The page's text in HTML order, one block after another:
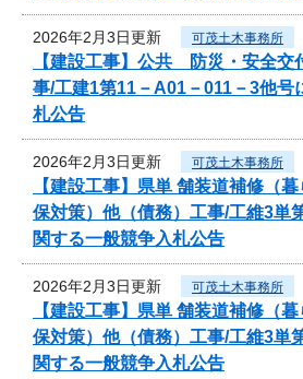
2026年2月3日更新 可茂土木事務所
【建設工事】公共 防災・安全
事/工建1第11－A01－011－3他号
札公告
2026年2月3日更新 可茂土木事務所
【建設工事】県単 舗装道補修（
保対策）他（債務）工事/工維3単
関する一般競争入札公告
2026年2月3日更新 可茂土木事務所
【建設工事】県単 舗装道補修（
保対策）他（債務）工事/工維3単
関する一般競争入札公告